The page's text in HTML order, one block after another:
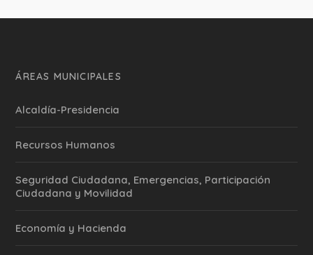
ÁREAS MUNICIPALES
Alcaldía-Presidencia
Recursos Humanos
Seguridad Ciudadana, Emergencias, Participación
Ciudadana y Movilidad
Economía y Hacienda